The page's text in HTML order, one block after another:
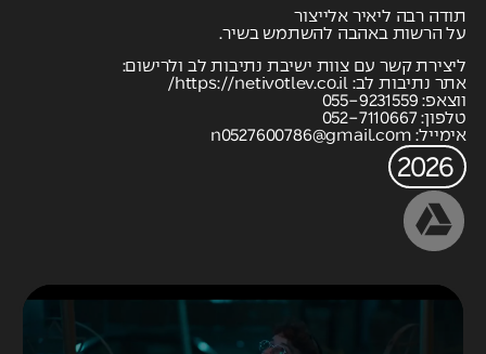
2026
תודה רבה ליאיר אלייצור
על הרשות באהבה להשתמש בשיר.
ליצירת קשר עם צוות ישיבת נתיבות לב ולרישום:
אתר נתיבות לב: https://netivotlev.co.il/
ווצאפ: 055-9231559
טלפון: 052-7110667
אימייל: n0527600786@gmail.com